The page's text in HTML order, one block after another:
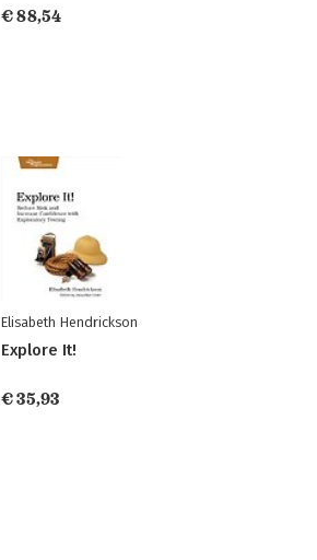
€ 88,54
Elisabeth Hendrickson
Explore It!
€ 35,93